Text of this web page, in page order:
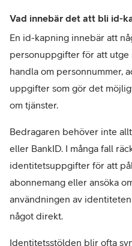
Vad innebär det att bli id-
En id-kapning innebär att
personuppgifter för att utge
handla om personnummer,
uppgifter som gör det
om tjänster.
Bedragaren behöver inte
eller BankID. I många fall
identitetsuppgifter för att
abonnemang eller ansöka
användningen av
något direkt.
Identitetsstölden blir ofta